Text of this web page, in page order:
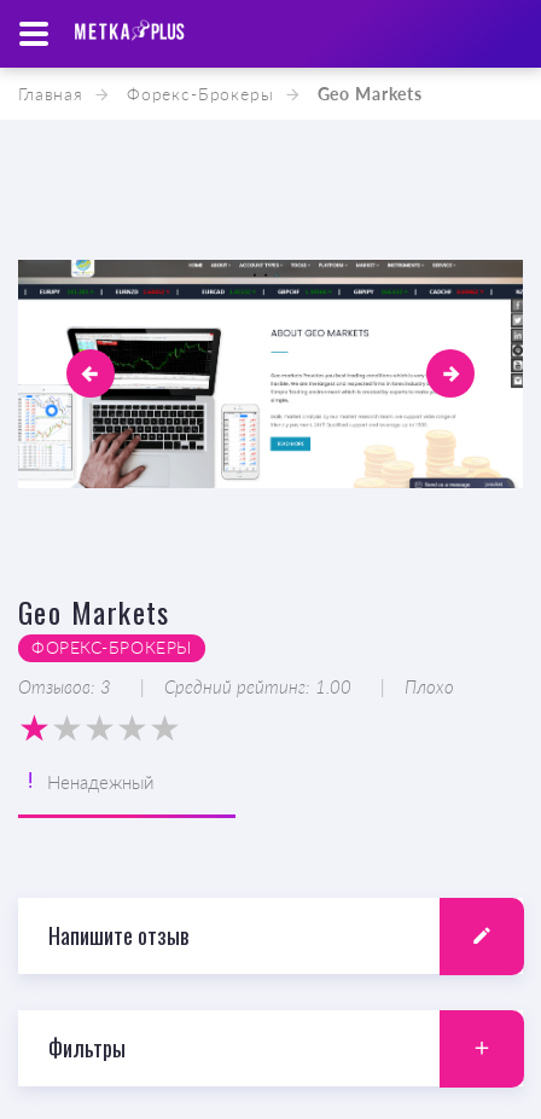
Главная Форекс-Брокеры Geo Markets
Geo Markets
ФОРЕКС-БРОКЕРЫ
Отзывов: 3 Средний рейтинг: 1.00 Плохо
Ненадежный
Напишите отзыв
Фильтры